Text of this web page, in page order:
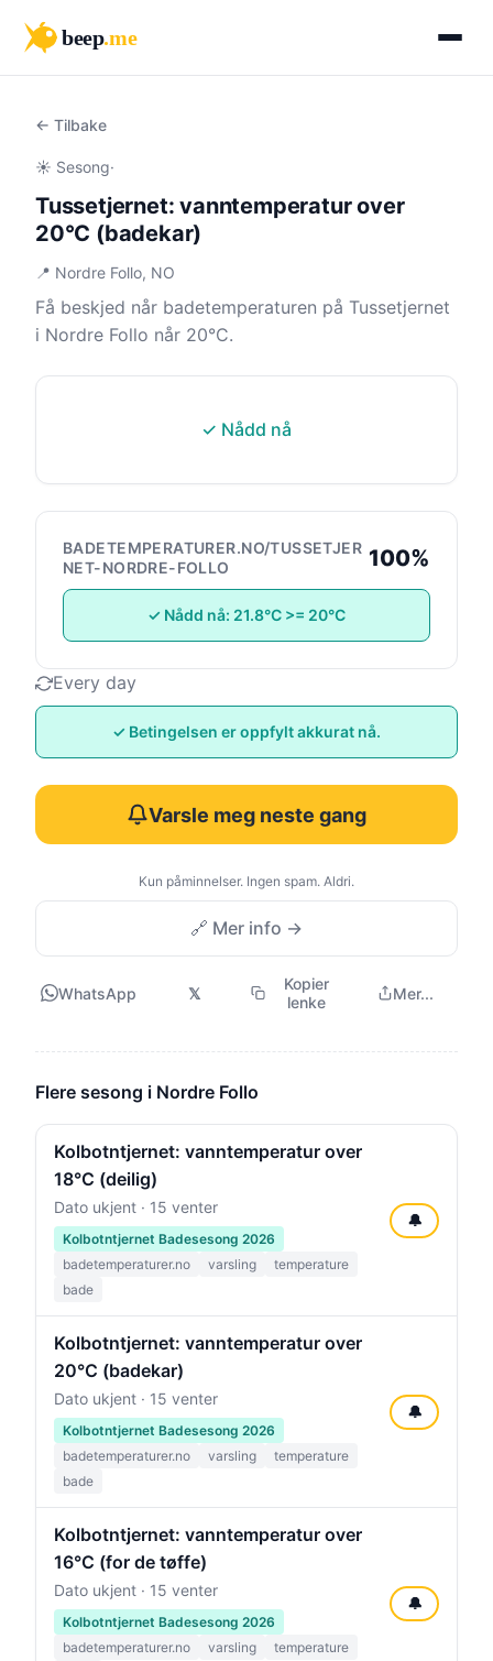
beep.me
← Tilbake
☀️ Sesong·
Tussetjernet: vanntemperatur over
20°C (badekar)
📍 Nordre Follo, NO
Få beskjed når badetemperaturen på Tussetjernet
i Nordre Follo når 20°C.
✓ Nådd nå
BADETEMPERATURER.NO/TUSSETJER
NET-NORDRE-FOLLO
100%
✓ Nådd nå: 21.8°C >= 20°C
Every day
✓ Betingelsen er oppfylt akkurat nå.
Varsle meg neste gang
Kun påminnelser. Ingen spam. Aldri.
🔗 Mer info →
WhatsApp 𝕏
Kopier
lenke
Mer...
Flere sesong i Nordre Follo
Kolbotntjernet: vanntemperatur over
18°C (deilig)
Dato ukjent · 15 venter
Kolbotntjernet Badesesong 2026
badetemperaturer.no
varsling
temperature
bade
🔔
Kolbotntjernet: vanntemperatur over
20°C (badekar)
Dato ukjent · 15 venter
Kolbotntjernet Badesesong 2026
badetemperaturer.no
varsling
temperature
bade
🔔
Kolbotntjernet: vanntemperatur over
16°C (for de tøffe)
Dato ukjent · 15 venter
Kolbotntjernet Badesesong 2026
badetemperaturer.no
varsling
temperature
🔔